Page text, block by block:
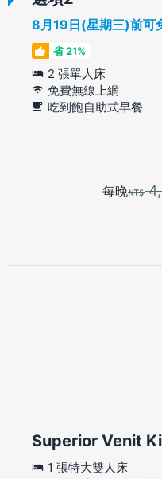
8月19日(星期三)前可
省 21%
2 張單人床
免費無線上網
吃到飽自助式早餐
每晚
Superior Venit
1 張特大雙人床